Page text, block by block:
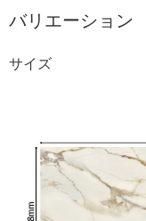
バリエーション
サイズ